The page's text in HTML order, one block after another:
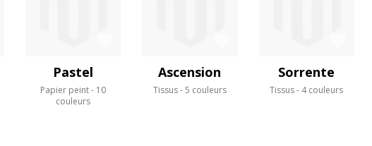
Pastel
Papier peint
10
couleurs
Ascension
Tissus 5 couleurs
Sorrente
Tissus 4 couleurs